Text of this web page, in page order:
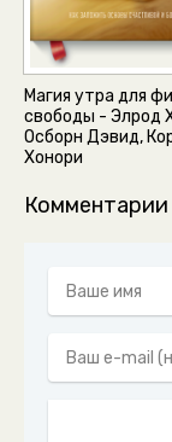
Магия утра для
свободы - Элрод
Осборн Дэвид,
Хонори
Комментарии